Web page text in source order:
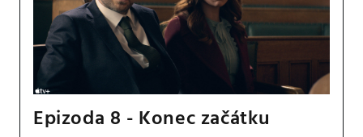
Epizoda 8 - Konec začátku